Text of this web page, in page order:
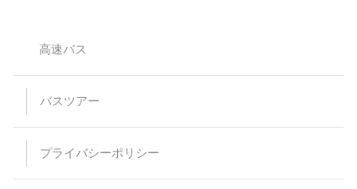
す。
【バスプランについて】
います。当日、集合場所にお越しなられても、お断りさせてい
乗車・下車場所は事前予約が必要です。（予約のない乗下車地
乳児（0～1歳）の方はバス乗車中のシートベルト着用が困難な
予約時の集客状況によりご希望の乗下車地をお取りすることが
高速バス
バスツアー
プライバシーポリシー